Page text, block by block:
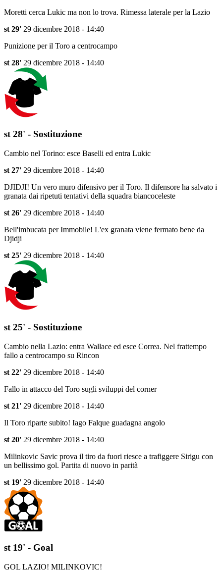
Moretti cerca Lukic ma non lo trova. Rimessa laterale per la Lazio
st 29' 29 dicembre 2018 - 14:40
Punizione per il Toro a centrocampo
st 28' 29 dicembre 2018 - 14:40
st 28' - Sostituzione
Cambio nel Torino: esce Baselli ed entra Lukic
st 27' 29 dicembre 2018 - 14:40
DJIDJI! Un vero muro difensivo per il Toro. Il difensore ha salvato i
granata dai ripetuti tentativi della squadra biancoceleste
st 26' 29 dicembre 2018 - 14:40
Bell'imbucata per Immobile! L'ex granata viene fermato bene da
Djidji
st 25' 29 dicembre 2018 - 14:40
st 25' - Sostituzione
Cambio nella Lazio: entra Wallace ed esce Correa. Nel frattempo
fallo a centrocampo su Rincon
st 22' 29 dicembre 2018 - 14:40
Fallo in attacco del Toro sugli sviluppi del corner
st 21' 29 dicembre 2018 - 14:40
Il Toro riparte subito! Iago Falque guadagna angolo
st 20' 29 dicembre 2018 - 14:40
Milinkovic Savic prova il tiro da fuori riesce a trafiggere Sirigu con
un bellissimo gol. Partita di nuovo in parità
st 19' 29 dicembre 2018 - 14:40
st 19' - Goal
GOL LAZIO! MILINKOVIC!